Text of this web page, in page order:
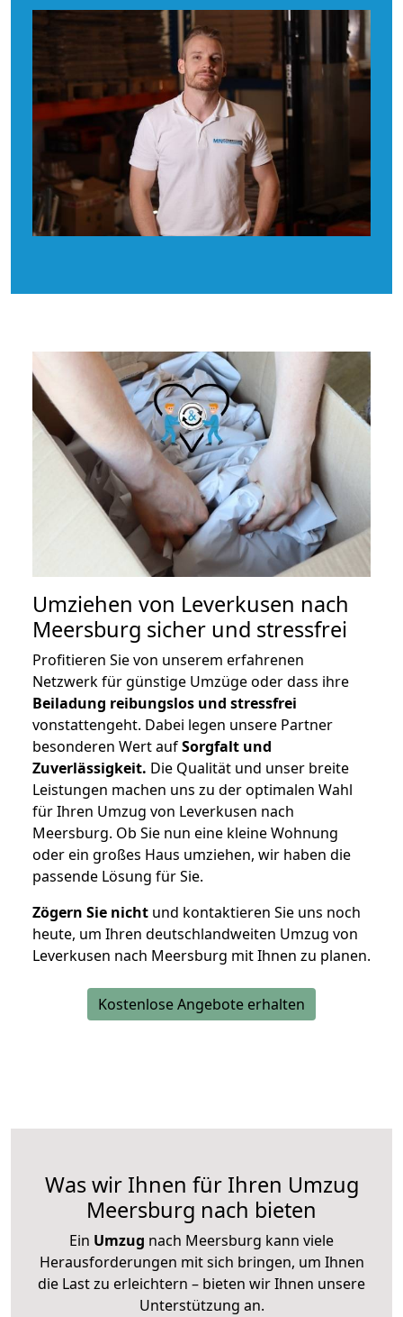
Umziehen von Leverkusen nach
Meersburg sicher und stressfrei
Profitieren Sie von unserem erfahrenen
Netzwerk für günstige Umzüge oder dass ihre
Beiladung reibungslos und stressfrei
vonstattengeht. Dabei legen unsere Partner
besonderen Wert aufSorgfalt und
Zuverlässigkeit. Die Qualität und unser breite
Leistungen machen uns zu der optimalen Wahl
für Ihren Umzug von Leverkusen nach
Meersburg. Ob Sie nun eine kleine Wohnung
oder ein großes Haus umziehen, wir haben die
passende Lösung für Sie.
Zögern Sie nicht und kontaktieren Sie uns noch
heute, um Ihren deutschlandweiten Umzug von
Leverkusen nach Meersburg mit Ihnen zu planen.
Kostenlose Angebote erhalten
Was wir Ihnen für Ihren Umzug
Meersburg nach bieten
Ein Umzug nach Meersburg kann viele
Herausforderungen mit sich bringen, um Ihnen
die Last zu erleichtern – bieten wir Ihnen unsere
Unterstützung an.